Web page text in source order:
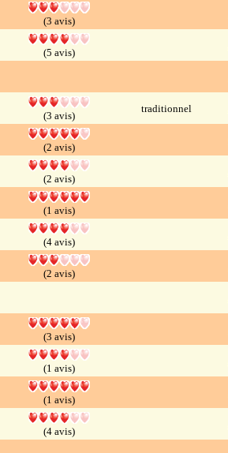
(3 avis)
(5 avis)
(3 avis)
traditionnel
(2 avis)
(2 avis)
(1 avis)
(4 avis)
(2 avis)
(3 avis)
(1 avis)
(1 avis)
(4 avis)